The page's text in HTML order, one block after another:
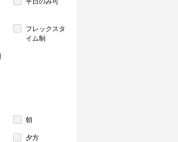
フレックスタ
イム制
朝
夕方